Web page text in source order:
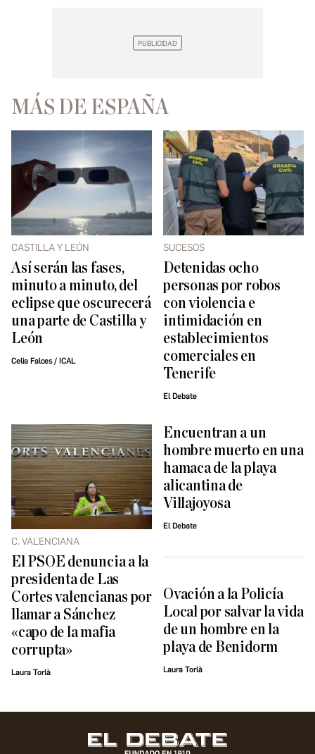
MÁS DE ESPAÑA
CASTILLA Y LEÓN
Así serán las fases,
minuto a minuto, del
eclipse que oscurecerá
una parte de Castilla y
León
Celia Falces / ICAL
SUCESOS
Detenidas ocho
personas por robos
con violencia e
intimidación en
establecimientos
comerciales en
Tenerife
El Debate
C. VALENCIANA
El PSOE denuncia a la
presidenta de Las
Cortes valencianas por
llamar a Sánchez
«capo de la mafia
corrupta»
Laura Torlà
Encuentran a un
hombre muerto en una
hamaca de la playa
alicantina de
Villajoyosa
El Debate
Ovación a la Policía
Local por salvar la vida
de un hombre en la
playa de Benidorm
Laura Torlà